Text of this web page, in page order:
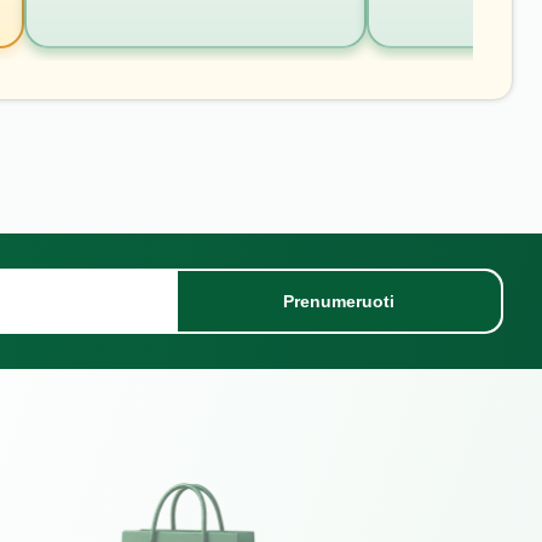
Prenumeruoti